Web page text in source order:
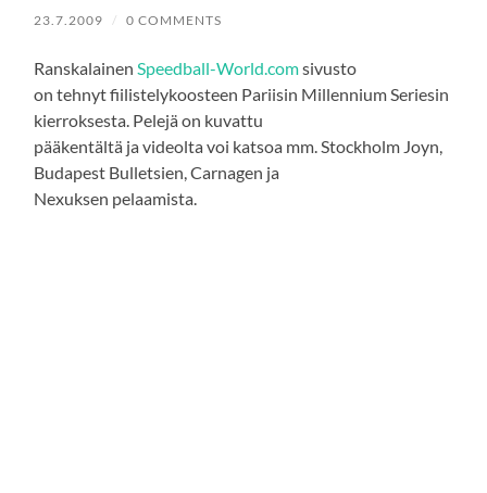
23.7.2009 / 0 COMMENTS
Ranskalainen Speedball-World.comsivusto
on tehnyt fiilistelykoosteen Pariisin Millennium Seriesin
kierroksesta. Pelejä on kuvattu
pääkentältä ja videolta voi katsoa mm. Stockholm Joyn,
Budapest Bulletsien, Carnagen ja
Nexuksen pelaamista.